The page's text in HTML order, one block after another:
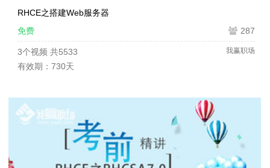
RHCE之搭建Web服务器
287
免费
我赢职场
3个视频 共5533
有效期：730天